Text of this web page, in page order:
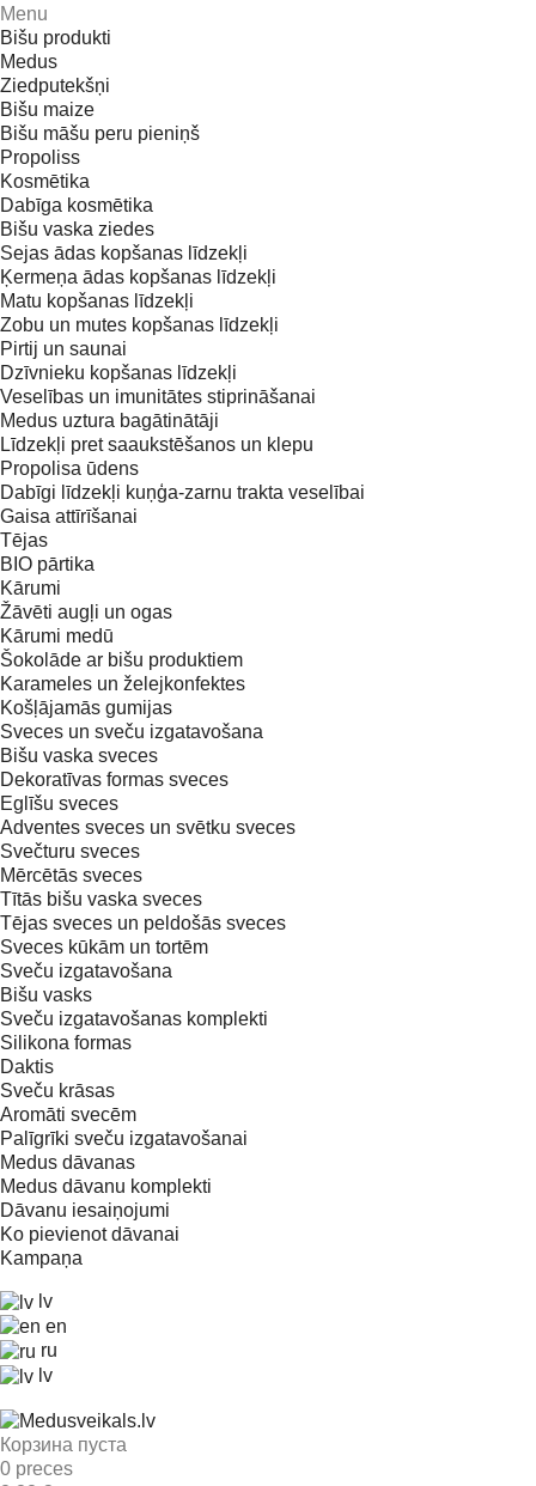
Menu
Bišu produkti
Medus
Ziedputekšņi
Bišu maize
Bišu māšu peru pieniņš
Propoliss
Kosmētika
Dabīga kosmētika
Bišu vaska ziedes
Sejas ādas kopšanas līdzekļi
Ķermeņa ādas kopšanas līdzekļi
Matu kopšanas līdzekļi
Zobu un mutes kopšanas līdzekļi
Pirtij un saunai
Dzīvnieku kopšanas līdzekļi
Veselības un imunitātes stiprināšanai
Medus uztura bagātinātāji
Līdzekļi pret saaukstēšanos un klepu
Propolisa ūdens
Dabīgi līdzekļi kuņģa-zarnu trakta veselībai
Gaisa attīrīšanai
Tējas
BIO pārtika
Kārumi
Žāvēti augļi un ogas
Kārumi medū
Šokolāde ar bišu produktiem
Karameles un želejkonfektes
Košļājamās gumijas
Sveces un sveču izgatavošana
Bišu vaska sveces
Dekoratīvas formas sveces
Eglīšu sveces
Adventes sveces un svētku sveces
Svečturu sveces
Mērcētās sveces
Tītās bišu vaska sveces
Tējas sveces un peldošās sveces
Sveces kūkām un tortēm
Sveču izgatavošana
Bišu vasks
Sveču izgatavošanas komplekti
Silikona formas
Daktis
Sveču krāsas
Aromāti svecēm
Palīgrīki sveču izgatavošanai
Medus dāvanas
Medus dāvanu komplekti
Dāvanu iesaiņojumi
Ko pievienot dāvanai
Kampaņa
lv
en
ru
lv
Корзина пуста
0 preces